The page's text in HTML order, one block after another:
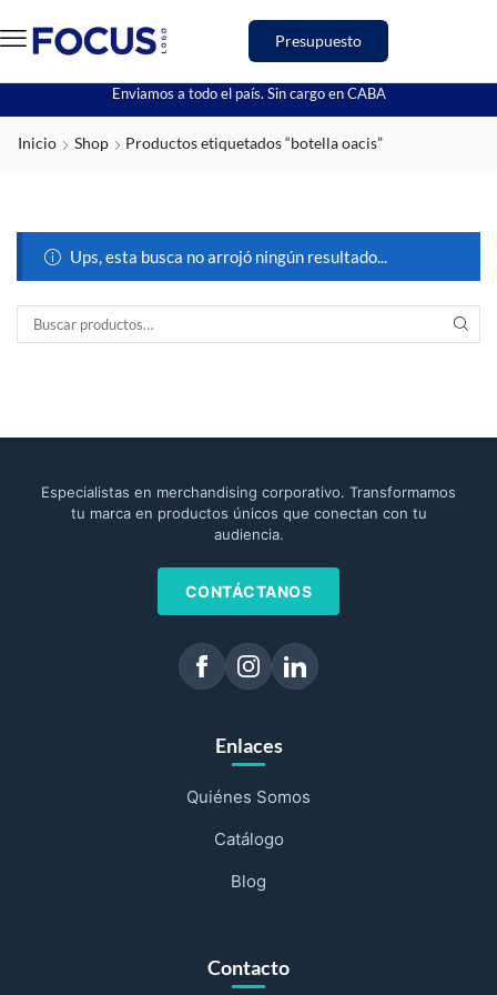
Presupuesto
Enviamos a todo el país. Sin cargo en CABA
Inicio Shop Productos etiquetados “botella oacis”
Ups, esta busca no arrojó ningún resultado...
Especialistas en merchandising corporativo. Transformamos
tu marca en productos únicos que conectan con tu
audiencia.
CONTÁCTANOS
Enlaces
Quiénes Somos
Catálogo
Blog
Contacto